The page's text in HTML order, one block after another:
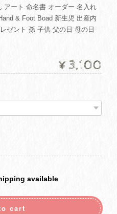
アート 命名書 オーダー 名入れ
& Foot Boad 新生児 出産内
ゼント 孫 子供 父の日 母の日
¥3,100
available
cart